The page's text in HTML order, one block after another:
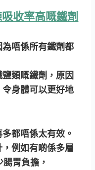
收率高嘅鐵劑
唔係所有鐵劑都
類嘅鐵劑，原因
身體可以更好地
都唔係太有效。
例如有啲係多層
胃負擔，